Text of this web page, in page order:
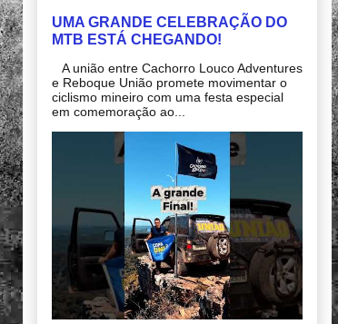
UMA GRANDE CELEBRAÇÃO DO
MTB ESTÁ CHEGANDO!
A união entre Cachorro Louco Adventures
e Reboque União promete movimentar o
ciclismo mineiro com uma festa especial
em comemoração ao...